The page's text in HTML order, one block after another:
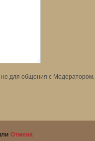
для общения с Модератором.
Отмена